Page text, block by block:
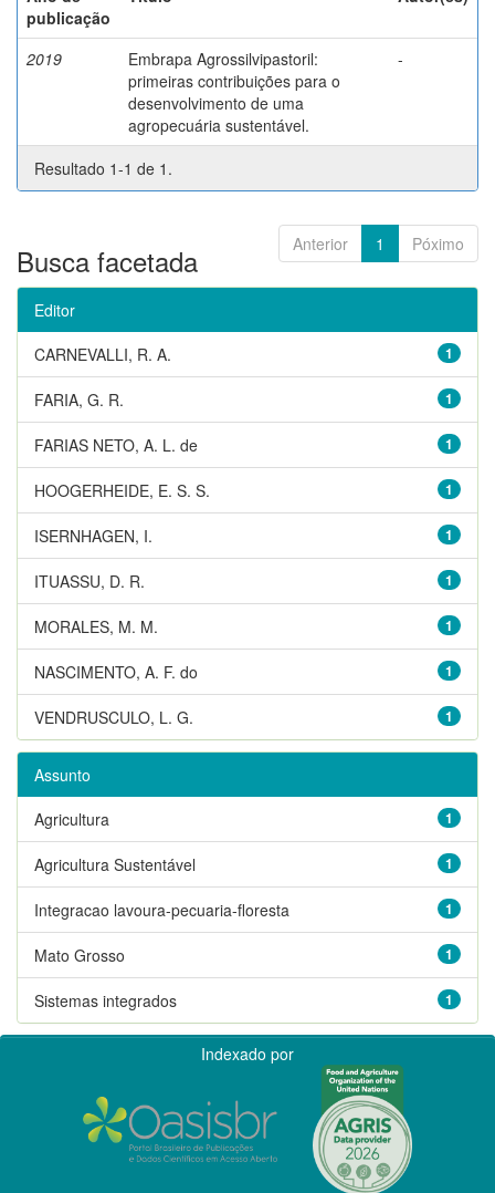
publicação
2019
Embrapa Agrossilvipastoril:
primeiras contribuições para o
desenvolvimento de uma
agropecuária sustentável.
-
Resultado 1-1 de 1.
Anterior 1 Póximo
Busca facetada
Editor
1
CARNEVALLI, R. A.
1
FARIA, G. R.
1
FARIAS NETO, A. L. de
1
HOOGERHEIDE, E. S. S.
1
ISERNHAGEN, I.
1
ITUASSU, D. R.
1
MORALES, M. M.
1
NASCIMENTO, A. F. do
1
VENDRUSCULO, L. G.
Assunto
1
Agricultura
1
Agricultura Sustentável
1
Integracao lavoura-pecuaria-floresta
1
Mato Grosso
1
Sistemas integrados
Indexado por